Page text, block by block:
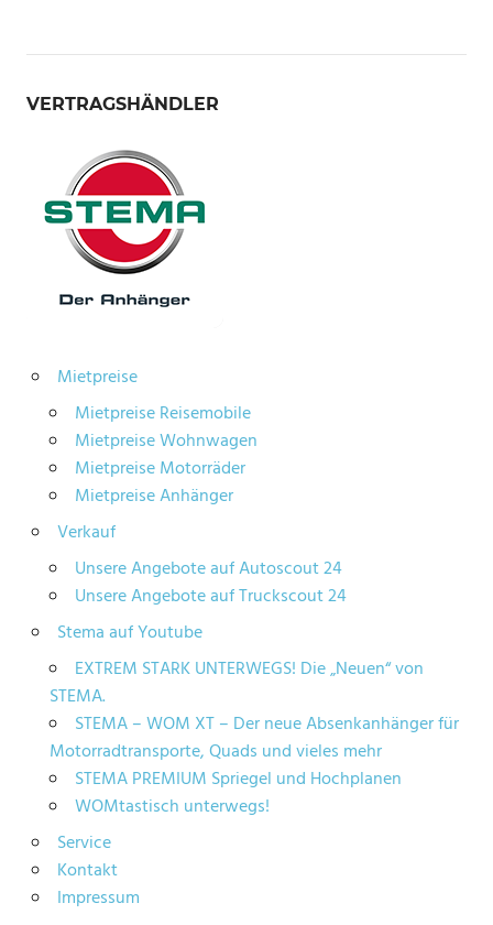
VERTRAGSHÄNDLER
Mietpreise
Mietpreise Reisemobile
Mietpreise Wohnwagen
Mietpreise Motorräder
Mietpreise Anhänger
Verkauf
Unsere Angebote auf Autoscout 24
Unsere Angebote auf Truckscout 24
Stema auf Youtube
EXTREM STARK UNTERWEGS! Die „Neuen“ von
STEMA.
STEMA – WOM XT – Der neue Absenkanhänger für
Motorradtransporte, Quads und vieles mehr
STEMA PREMIUM Spriegel und Hochplanen
WOMtastisch unterwegs!
Service
Kontakt
Impressum